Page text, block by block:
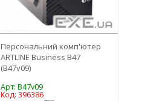
Персональний комп'ютер
ARTLINE Business B47
(B47v09)
Арт: B47v09
Код: 396386